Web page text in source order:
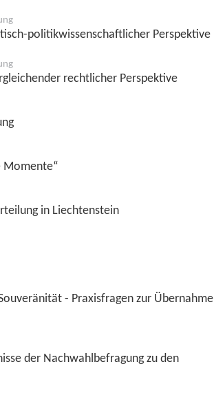
politikwissenschaftlicher Perspektive
rechtlicher Perspektive
Momente“
in Liechtenstein
- Praxisfragen zur Übernahme
der Nachwahlbefragung zu den